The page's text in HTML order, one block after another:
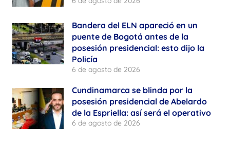
Bandera del ELN apareció en un
puente de Bogotá antes de la
posesión presidencial: esto dijo la
Policía
6 de agosto de 2026
Cundinamarca se blinda por la
posesión presidencial de Abelardo
de la Espriella: así será el operativo
6 de agosto de 2026